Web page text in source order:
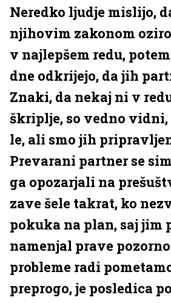
Neredko ljudje mislijo,
njihovim zakonom
v najlepšem redu,
dne odkrijejo, da jih
Znaki, da nekaj ni v
škriplje, so vedno vidni,
le, ali smo jih
Prevarani partner se
ga opozarjali na
zave šele takrat, ko
pokuka na plan, saj jim
namenjal prave
probleme radi
preprogo, je posledica